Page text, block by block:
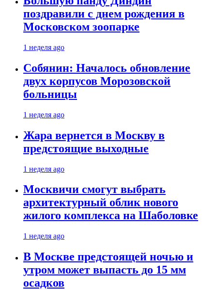
поздравили с днем рождения в
Московском зоопарке
1 неделя ago
Собянин: Началось обновление
двух корпусов Морозовской
больницы
1 неделя ago
Жара вернется в Москву в
предстоящие выходные
1 неделя ago
Москвичи смогут выбрать
архитектурный облик нового
жилого комплекса на Шаболовке
1 неделя ago
В Москве предстоящей ночью и
утром может выпасть до 15 мм
осадков